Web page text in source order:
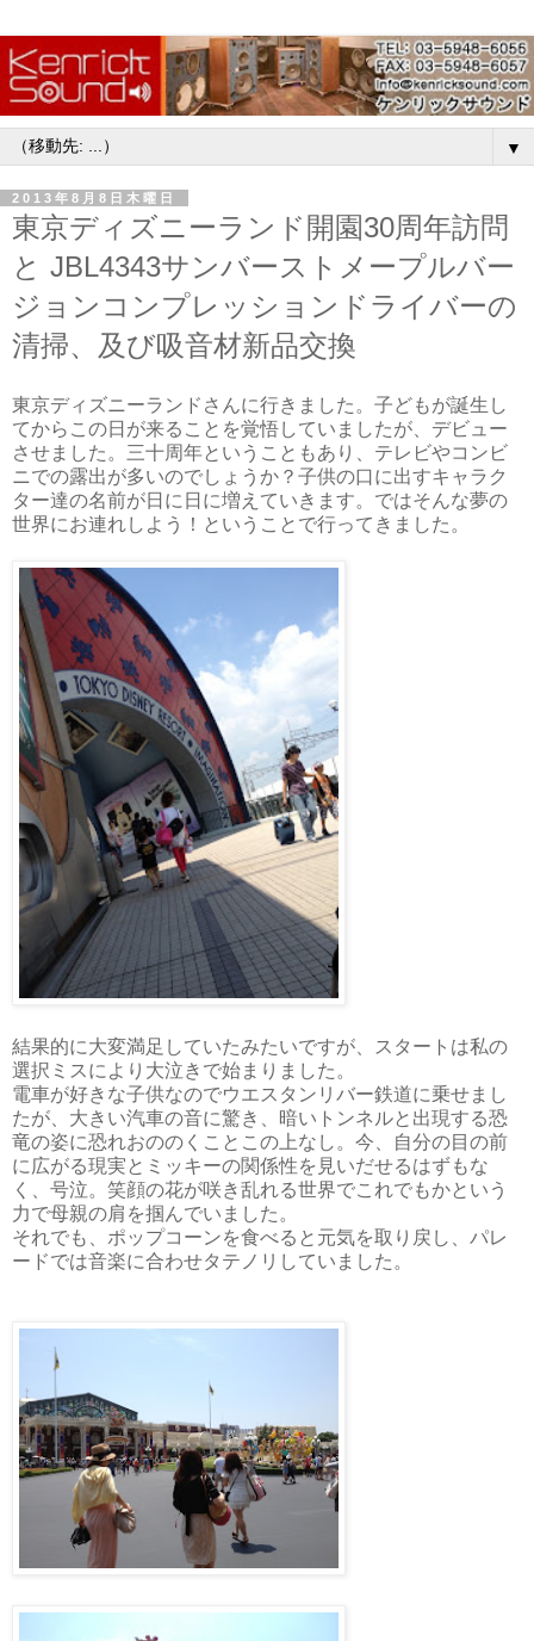
▼
2013年8月8日木曜日
東京ディズニーランド開園30周年訪問
と JBL4343サンバーストメープルバー
ジョンコンプレッションドライバーの
清掃、及び吸音材新品交換
東京ディズニーランドさんに行きました。子どもが誕生し
てからこの日が来ることを覚悟していましたが、デビュー
させました。三十周年ということもあり、テレビやコンビ
ニでの露出が多いのでしょうか？子供の口に出すキャラク
ター達の名前が日に日に増えていきます。ではそんな夢の
世界にお連れしよう！ということで行ってきました。
結果的に大変満足していたみたいですが、スタートは私の
選択ミスにより大泣きで始まりました。
電車が好きな子供なのでウエスタンリバー鉄道に乗せまし
たが、大きい汽車の音に驚き、暗いトンネルと出現する恐
竜の姿に恐れおののくことこの上なし。今、自分の目の前
に広がる現実とミッキーの関係性を見いだせるはずもな
く、号泣。笑顔の花が咲き乱れる世界でこれでもかという
力で母親の肩を掴んでいました。
それでも、ポップコーンを食べると元気を取り戻し、パレ
ードでは音楽に合わせタテノリしていました。